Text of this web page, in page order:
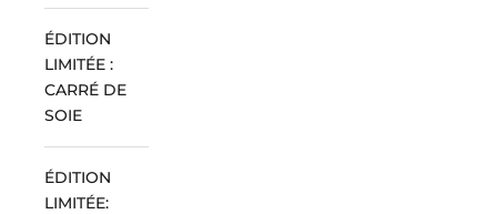
ÉDITION
LIMITÉE :
CARRÉ DE
SOIE
ÉDITION
LIMITÉE: